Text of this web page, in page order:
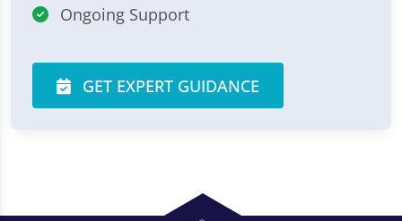
Ongoing Support
GET EXPERT GUIDANCE